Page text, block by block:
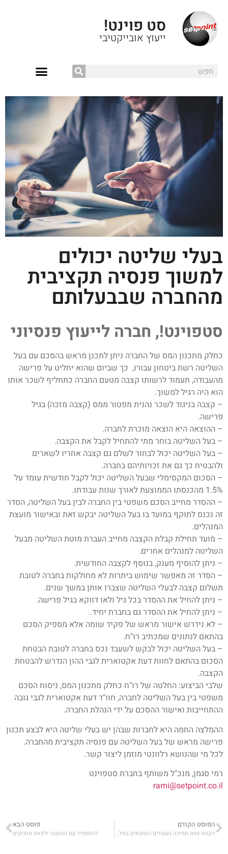
סט פוינט!
ייעוץ אובייקטיבי
בעלי שליטה יכולים
למשוך פנסיה תקציבית
מהחברה שבבעלותם
סטפוינט!, חברה לייעוץ פנסיוני
כחלק מתכנון המס של החברה ניתן לתכנן מראש בהסכם עם בעל
השליטה רשת ביטחון עבורו, כך שביום שהוא יחליט על פרישה
מהעבודה, תעמוד לרשותו קצבה מטעם החברה כתחליף לשכר אותו
הוא היה רגיל למשוך.
– קצבה בניגוד לשכר נהנית מפטור ממס (קצבה מזכה) בגיל
פרישה.
– ההוצאה היא הוצאה מוכרת לחברה.
– בעל השליטה בוחר מתי להתחיל לקבל את הקצבה.
– בעל השליטה יכול לבחור לשלם גם קצבה אחריו לשארים
ולהבטיח כך גם את זכויותיהם בחברה.
– הסכום המקסימלי שבעל השליטה יכול לקבל חודשית עומד על
1.5% מהכנסתו הממוצעת לאורך שנות עבודתו.
– ההסדר מחייב הסכם משפטי בין החברה לבין בעל השליטה, הסדר
זה נכנס לתוקף במועד בו בעל השליטה יבקש זאת ובאישור מועצת
המנהלים.
– מועד תחילת קבלת הקצבה מחייב העברת מוטת השליטה מבעל
השליטה למנהלים אחרים.
– ניתן להוסיף מענק, בנוסף לקצבה החודשית.
– הסדר זה מאפשר שימוש ביתרות לא מחולקות בחברה לטובת
תשלום קצבה לבעלי השליטה שצברו אותן במשך שנים.
– ניתן להחיל את ההסדר בכל גיל ולאו דווקא בגיל פרישה.
– ניתן להחיל את ההסדר גם בחברת יחיד.
– לא נידרש אישור מראש של פקיד שומה אלא מספיק הסכם
בהתאם לנתונים שמכתיב רו"ח.
– בעל השליטה יכול לבקש לשעבד נכס בחברה לטובת הבטחת
הסכום בהתאם לחוות דעת אקטוארית לגבי ההון הנדרש להבטחת
הקצבה.
שלבי הביצוע: החלטה של רו"ח כחלק מתכנון המס, ניסוח הסכם
משפטי בין בעל השליטה לחברה, חוו"ד דעת אקטוארית לגבי גובה
ההתחייבות ואישור ההסכם על ידי הנהלת החברה.
ההמלצה החמה היא לחברות שבהן יש בעלי שליטה היא לבצע תכנון
פרישה מראש של בעל השליטה עם פנסיה תקציבית מהחברה.
לכל מי שהנושא רלוונטי מוזמן ליצור קשר.
רמי סגמן, מנכ"ל משותף בחברת סטפוינט
rami@setpoint.co.il
הפוסט הקודם
הקמת צוות תמיכה בעובדים הנמצאים בחל"ת בעקבות משבר קורונה
פוסט הבא
להתמודד עם המשבר ולצאת מחוזקים